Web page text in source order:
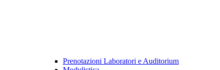
Prenotazioni Laboratori e Auditorium